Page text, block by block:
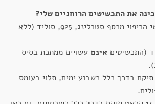
את התכשיטים הרוחניים שלי?
אני צורפת את תכשיטי הריפוי מכסף סטרלינג, 925, סוליד (ללא
אינם עשויים ממתכת בסיס
בדרך כלל כשבוע ימים, תלוי בעומס